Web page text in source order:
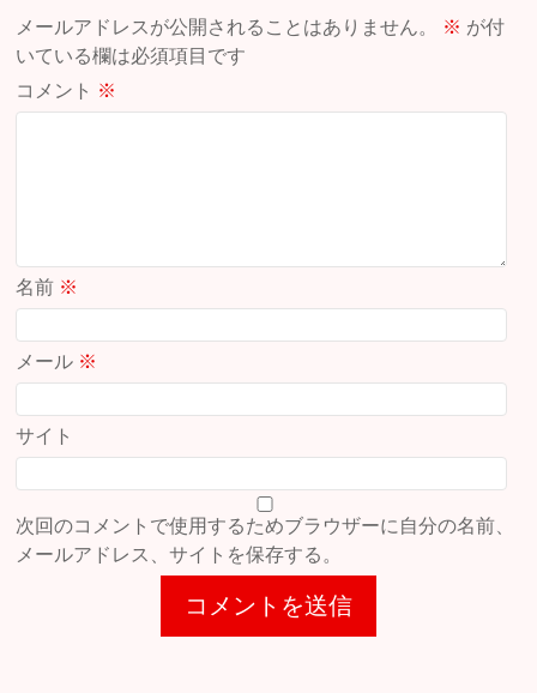
メールアドレスが公開されることはありません。 ※ が付
いている欄は必須項目です
コメント ※
名前 ※
メール ※
サイト
次回のコメントで使用するためブラウザーに自分の名前、
メールアドレス、サイトを保存する。